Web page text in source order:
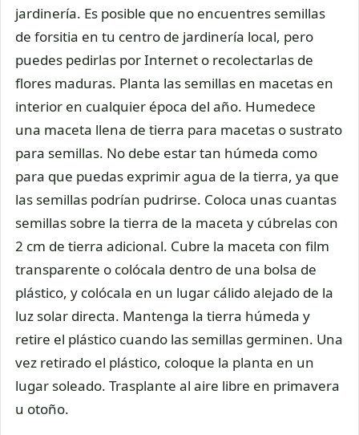
jardinería. Es posible que no encuentres semillas
de forsitia en tu centro de jardinería local, pero
puedes pedirlas por Internet o recolectarlas de
flores maduras. Planta las semillas en macetas en
interior en cualquier época del año. Humedece
una maceta llena de tierra para macetas o sustrato
para semillas. No debe estar tan húmeda como
para que puedas exprimir agua de la tierra, ya que
las semillas podrían pudrirse. Coloca unas cuantas
semillas sobre la tierra de la maceta y cúbrelas con
2 cm de tierra adicional. Cubre la maceta con film
transparente o colócala dentro de una bolsa de
plástico, y colócala en un lugar cálido alejado de la
luz solar directa. Mantenga la tierra húmeda y
retire el plástico cuando las semillas germinen. Una
vez retirado el plástico, coloque la planta en un
lugar soleado. Trasplante al aire libre en primavera
u otoño.